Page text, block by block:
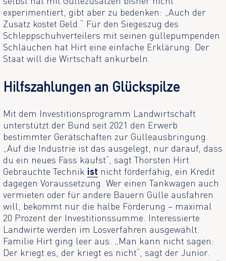
experimentiert, gibt aber zu bedenken: „Auch der
Zusatz kostet Geld.“ Für den Siegeszug des
Schleppschuhverteilers mit seinen güllepumpenden
Schläuchen hat Hirt eine einfache Erklärung: Der
Staat will die Wirtschaft ankurbeln.
Hilfszahlungen an Glückspilze
Mit dem Investitionsprogramm Landwirtschaft
unterstützt der Bund seit 2021 den Erwerb
bestimmter Gerätschaften zur Gülleausbringung.
„Auf die Industrie ist das ausgelegt, nur darauf, dass
du ein neues Fass kaufst“, sagt Thorsten Hirt.
Gebrauchte Technik ist nicht förderfähig, ein Kredit
dagegen Voraussetzung. Wer einen Tankwagen auch
vermieten oder für andere Bauern Gülle ausfahren
will, bekommt nur die halbe Förderung – maximal
20 Prozent der Investitionssumme. Interessierte
Landwirte werden im Losverfahren ausgewählt.
Familie Hirt ging leer aus. „Man kann nicht sagen:
Der kriegt es, der kriegt es nicht“, sagt der Junior.